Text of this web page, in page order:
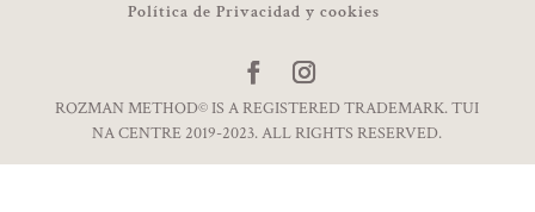
Política de Privacidad y cookies
ROZMAN METHOD© IS A REGISTERED TRADEMARK. TUI
NA CENTRE 2019-2023. ALL RIGHTS RESERVED.